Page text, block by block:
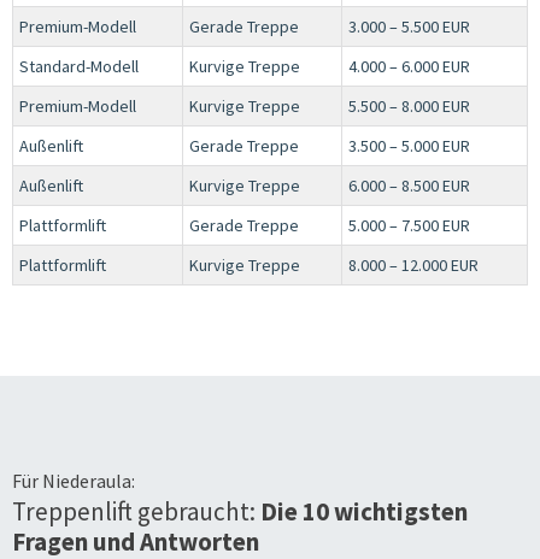
Premium-Modell
Gerade Treppe
3.000 – 5.500 EUR
Standard-Modell
Kurvige Treppe
4.000 – 6.000 EUR
Premium-Modell
Kurvige Treppe
5.500 – 8.000 EUR
Außenlift
Gerade Treppe
3.500 – 5.000 EUR
Außenlift
Kurvige Treppe
6.000 – 8.500 EUR
Plattformlift
Gerade Treppe
5.000 – 7.500 EUR
Plattformlift
Kurvige Treppe 8.000 – 12.000 EUR
Für Niederaula:
Treppenlift gebraucht: Die 10 wichtigsten
Fragen und Antworten